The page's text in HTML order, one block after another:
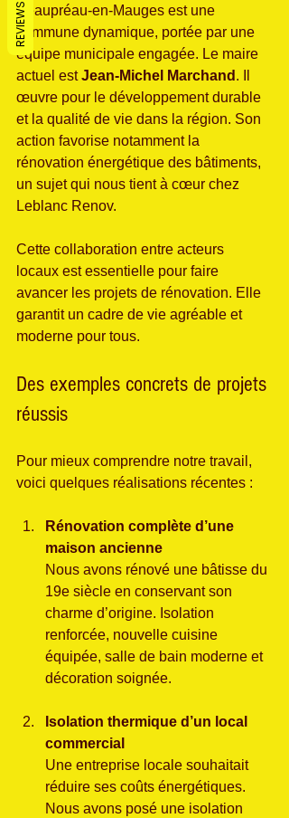
Beaupréau-en-Mauges est une
commune dynamique, portée par une
équipe municipale engagée. Le maire
actuel est Jean-Michel Marchand . Il
œuvre pour le développement durable
et la qualité de vie dans la région. Son
action favorise notamment la
rénovation énergétique des bâtiments,
un sujet qui nous tient à cœur chez
Leblanc Renov.
Cette collaboration entre acteurs
locaux est essentielle pour faire
avancer les projets de rénovation. Elle
garantit un cadre de vie agréable et
moderne pour tous.
Des exemples concrets de projets
réussis
Pour mieux comprendre notre travail,
voici quelques réalisations récentes :
Rénovation complète d’une
maison ancienne
Nous avons rénové une bâtisse du
19e siècle en conservant son
charme d’origine. Isolation
renforcée, nouvelle cuisine
équipée, salle de bain moderne et
décoration soignée.
Isolation thermique d’un local
commercial
Une entreprise locale souhaitait
réduire ses coûts énergétiques.
Nous avons posé une isolation
REVIEWS